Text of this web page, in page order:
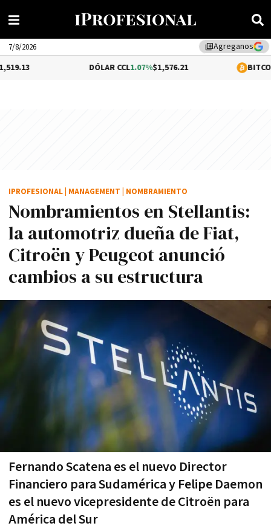
library_addAgreganos
7/8/2026
1.07%$1,576.21 0.29%
Nombramientos en Stellantis:
la automotriz dueña de Fiat,
Citroën y Peugeot anunció
cambios a su estructura
Fernando Scatena es el nuevo Director
Financiero para Sudamérica y Felipe Daemon
es el nuevo vicepresidente de Citroën para
América del Sur
IPROFESIONAL MANAGEMENT NOMBRAMIENTO